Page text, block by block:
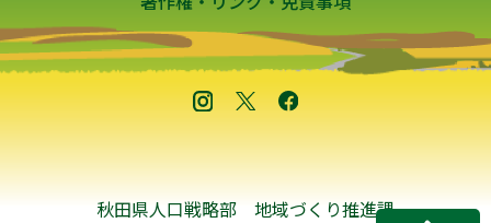
秋田県人口戦略部 地域づくり推進課